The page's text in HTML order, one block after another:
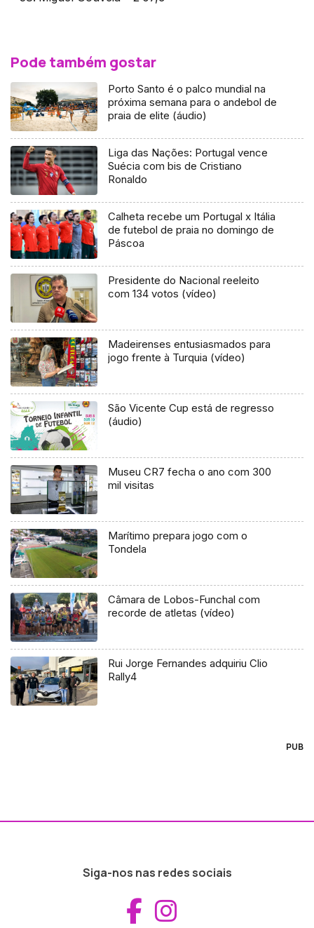
Pode também gostar
Porto Santo é o palco mundial na
próxima semana para o andebol de
praia de elite (áudio)
Liga das Nações: Portugal vence
Suécia com bis de Cristiano
Ronaldo
Calheta recebe um Portugal x Itália
de futebol de praia no domingo de
Páscoa
Presidente do Nacional reeleito
com 134 votos (vídeo)
Madeirenses entusiasmados para
jogo frente à Turquia (vídeo)
São Vicente Cup está de regresso
(áudio)
Museu CR7 fecha o ano com 300
mil visitas
Marítimo prepara jogo com o
Tondela
Câmara de Lobos-Funchal com
recorde de atletas (vídeo)
Rui Jorge Fernandes adquiriu Clio
Rally4
PUB
Siga-nos nas redes sociais
Aceder ao